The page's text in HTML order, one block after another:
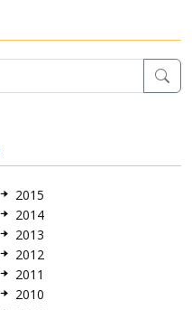
2015
2014
2013
2012
2011
2010